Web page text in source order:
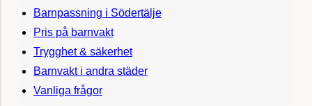
Barnpassning i Södertälje
Pris på barnvakt
Trygghet & säkerhet
Barnvakt i andra städer
Vanliga frågor